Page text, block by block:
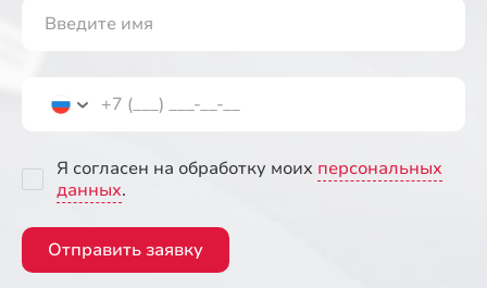
Я согласен на обработку моих персональных
данных.
Отправить заявку